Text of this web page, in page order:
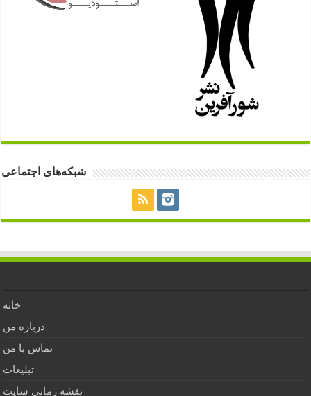
شبکه‌های اجتماعی
خانه
درباره من
تماس با من
تبلیغات
نقشه زمانی سایت